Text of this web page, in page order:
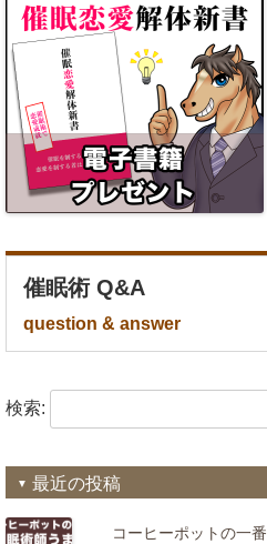
催眠術 Q&A
question & answer
検索:
最近の投稿
コーヒーポットの一